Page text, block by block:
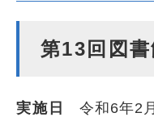
第13回図
実施日 令和6年2